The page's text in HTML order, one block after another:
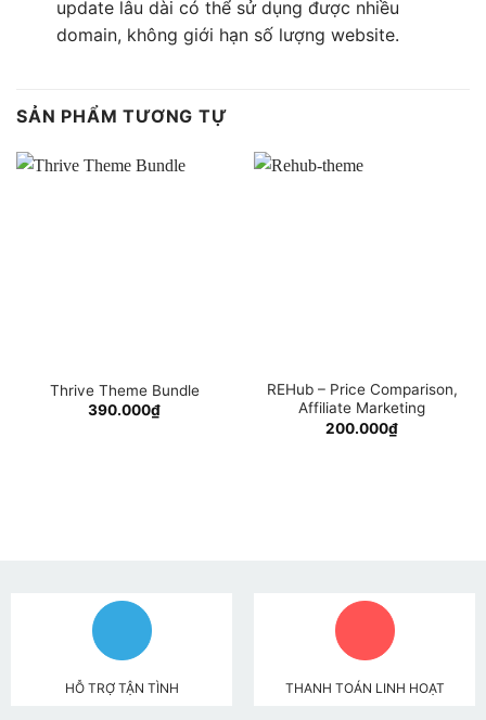
update lâu dài có thể sử dụng được nhiều
domain, không giới hạn số lượng website.
SẢN PHẨM TƯƠNG TỰ
Thrive Theme Bundle
390.000₫
REHub – Price Comparison,
Affiliate Marketing
200.000₫
HỖ TRỢ TẬN TÌNH THANH TOÁN LINH HOẠT